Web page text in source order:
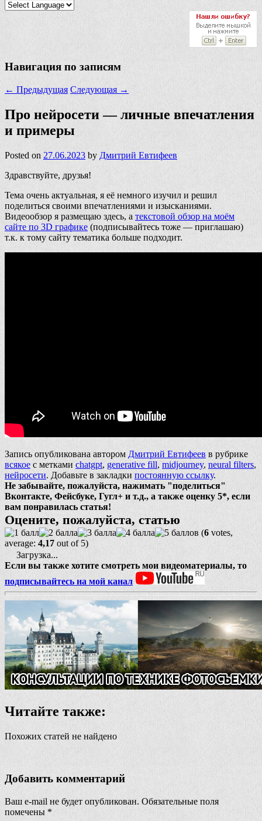
Навигация по записям
← Предыдущая Следующая →
Про нейросети — личные впечатления
и примеры
Posted on 27.06.2023 by Дмитрий Евтифеев
Здравствуйте, друзья!
Тема очень актуальная, я её немного изучил и решил
поделиться своими впечатлениями и изысканиями.
Видеообзор я размещаю здесь, а текстовой обзор на моём
сайте по 3D графике (подписывайтесь тоже — приглашаю)
т.к. к тому сайту тематика больше подходит.
Запись опубликована автором Дмитрий Евтифеев в рубрике
всякое с метками chatgpt, generative fill, midjourney, neural filters,
нейросети. Добавьте в закладки постоянную ссылку.
Не забывайте, пожалуйста, нажимать "поделиться"
Вконтакте, Фейсбуке, Гугл+ и т.д., а также оценку 5*, если
вам понравилась статья!
Оцените, пожалуйста, статью
(6 votes,
average: 4,17 out of 5)
Загрузка...
Если вы также хотите смотреть мои видеоматериалы, то
подписывайтесь на мой канал
Читайте также:
Похожих статей не найдено
Добавить комментарий
Ваш e-mail не будет опубликован. Обязательные поля
помечены *